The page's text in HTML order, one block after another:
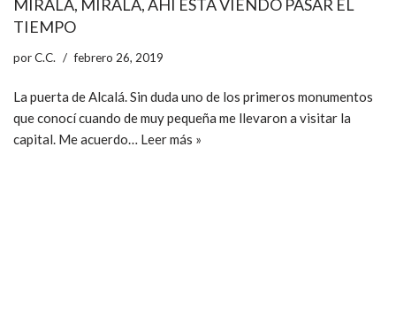
MÍRALA, MÍRALA, AHÍ ESTÁ VIENDO PASAR EL
TIEMPO
porC.C. febrero 26, 2019
La puerta de Alcalá. Sin duda uno de los primeros monumentos
que conocí cuando de muy pequeña me llevaron a visitar la
capital. Me acuerdo… Leer más »